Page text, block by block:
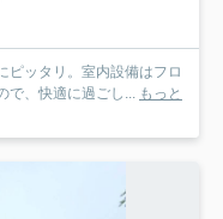
ピッタリ。室内設備はフロ
で、快適に過ごし... もっと